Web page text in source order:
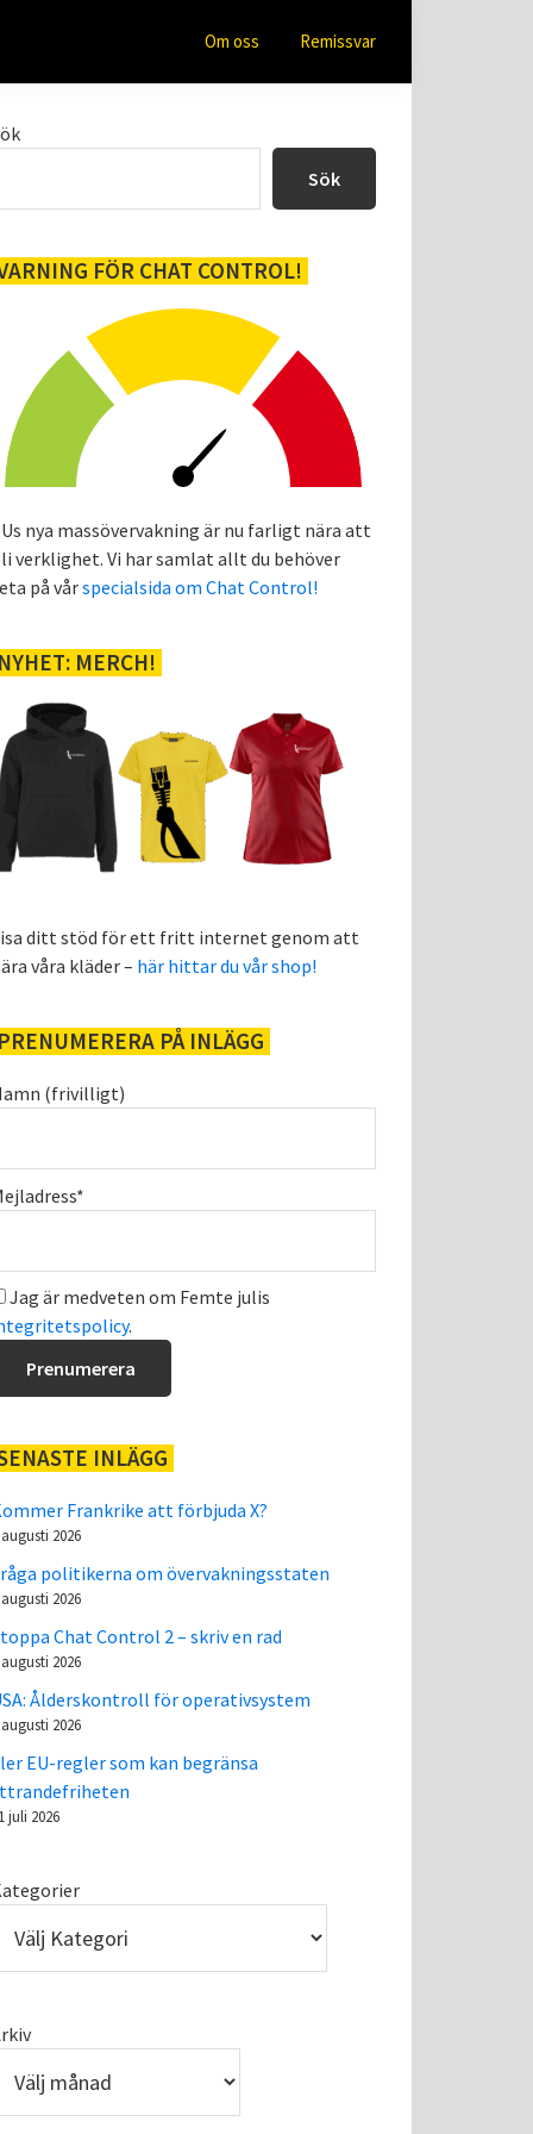
Om oss Remissvar
Sök
FÖR CHAT CONTROL!
nya massövervakning är nu farligt nära att
verklighet. Vi har samlat allt du behöver
på vårspecialsida om Chat Control!
NYHET: MERCH!
ditt stöd för ett fritt internet genom att
våra kläder – här hittar du vår shop!
PRENUMERERA PÅ INLÄGG
(frivilligt)
Jag är medveten om Femte julis
.
INLÄGG
Frankrike att förbjuda X?
2026
politikerna om övervakningsstaten
2026
Chat Control 2 – skriv en rad
2026
Ålderskontroll för operativsystem
2026
EU-regler som kan begränsa
juli 2026